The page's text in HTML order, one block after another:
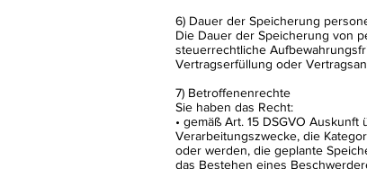
6) Dauer der Speicherung
Die Dauer der Speicherung von
steuerrechtliche
Vertragserfüllung oder
7) Betroffenenrechte
Sie haben das Recht:
• gemäß Art. 15 DSGVO
Verarbeitungszwecke, die
oder werden, die geplante
das Bestehen eines